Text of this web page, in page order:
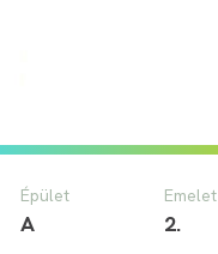
Épület
A
Emelet
2.